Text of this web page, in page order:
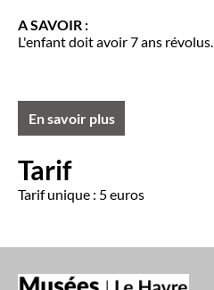
A SAVOIR :
L'enfant doit avoir 7 ans révolus.
En savoir plus
Tarif
Tarif unique : 5 euros